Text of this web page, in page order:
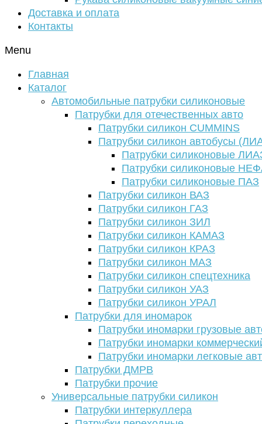
Доставка и оплата
Контакты
Menu
Главная
Каталог
Автомобильные патрубки силиконовые
Патрубки для отечественных авто
Патрубки силикон CUMMINS
Патрубки силикон автобусы
Патрубки силиконовые
Патрубки силиконовые
Патрубки силиконовые ПАЗ
Патрубки силикон ВАЗ
Патрубки силикон ГАЗ
Патрубки силикон ЗИЛ
Патрубки силикон КАМАЗ
Патрубки силикон КРАЗ
Патрубки силикон МАЗ
Патрубки силикон спецтехника
Патрубки силикон УАЗ
Патрубки силикон УРАЛ
Патрубки для иномарок
Патрубки иномарки грузовые
Патрубки иномарки
Патрубки иномарки легковые
Патрубки ДМРВ
Патрубки прочие
Универсальные патрубки силикон
Патрубки интеркуллера